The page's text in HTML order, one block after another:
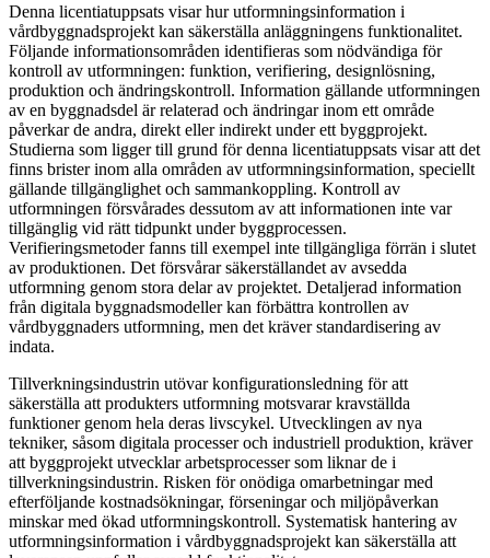
Denna licentiatuppsats visar hur utformningsinformation i
vårdbyggnadsprojekt kan säkerställa anläggningens funktionalitet.
Följande informationsområden identifieras som nödvändiga för
kontroll av utformningen: funktion, verifiering, designlösning,
produktion och ändringskontroll. Information gällande utformningen
av en byggnadsdel är relaterad och ändringar inom ett område
påverkar de andra, direkt eller indirekt under ett byggprojekt.
Studierna som ligger till grund för denna licentiatuppsats visar att det
finns brister inom alla områden av utformningsinformation, speciellt
gällande tillgänglighet och sammankoppling. Kontroll av
utformningen försvårades dessutom av att informationen inte var
tillgänglig vid rätt tidpunkt under byggprocessen.
Verifieringsmetoder fanns till exempel inte tillgängliga förrän i slutet
av produktionen. Det försvårar säkerställandet av avsedda
utformning genom stora delar av projektet. Detaljerad information
från digitala byggnadsmodeller kan förbättra kontrollen av
vårdbyggnaders utformning, men det kräver standardisering av
indata.
Tillverkningsindustrin utövar konfigurationsledning för att
säkerställa att produkters utformning motsvarar kravställda
funktioner genom hela deras livscykel. Utvecklingen av nya
tekniker, såsom digitala processer och industriell produktion, kräver
att byggprojekt utvecklar arbetsprocesser som liknar de i
tillverkningsindustrin. Risken för onödiga omarbetningar med
efterföljande kostnadsökningar, förseningar och miljöpåverkan
minskar med ökad utformningskontroll. Systematisk hantering av
utformningsinformation i vårdbyggnadsprojekt kan säkerställa att